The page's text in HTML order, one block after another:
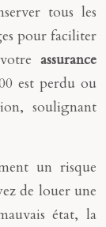
tous les
pour faciliter
assurance
est perdu ou
soulignant
un risque
de louer une
état, la